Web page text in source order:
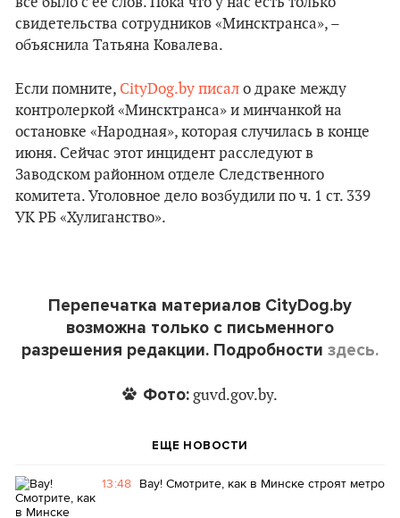
свидетельства сотрудников «Минсктранса», –
объяснила Татьяна Ковалева.
Если помните, CityDog.by писал о драке между
контролеркой «Минсктранса» и минчанкой на
остановке «Народная», которая случилась в конце
июня. Сейчас этот инцидент расследуют в
Заводском районном отделе Следственного
комитета. Уголовное дело возбудили по ч. 1 ст. 339
УК РБ «Хулиганство».
Перепечатка материалов CityDog.by
возможна только с письменного
разрешения редакции. Подробности здесь.
Фото: guvd.gov.by.
ЕЩЕ НОВОСТИ
13:48 Вау! Смотрите, как в Минске строят метро